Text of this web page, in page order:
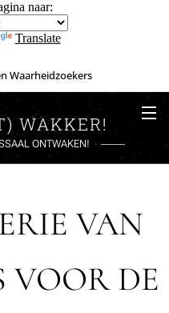
naar:
Translate
Waarheidzoekers
WAKKER!
ONTWAKEN!
VAN
VOOR DE